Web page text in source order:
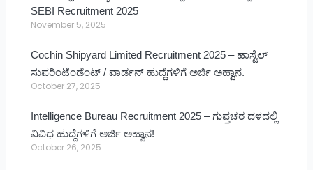
SEBI Recruitment 2025
November 5, 2025
Cochin Shipyard Limited Recruitment 2025 – ಹಾಸ್ಟೆಲ್
ಸುಪರಿಂಟೆಂಡೆಂಟ್ / ವಾರ್ಡನ್ ಹುದ್ದೆಗಳಿಗೆ ಅರ್ಜಿ ಅಹ್ವಾನ.
October 27, 2025
Intelligence Bureau Recruitment 2025 – ಗುಪ್ತಚರ ದಳದಲ್ಲಿ
ವಿವಿಧ ಹುದ್ದೆಗಳಿಗೆ ಅರ್ಜಿ ಅಹ್ವಾನ!
October 26, 2025